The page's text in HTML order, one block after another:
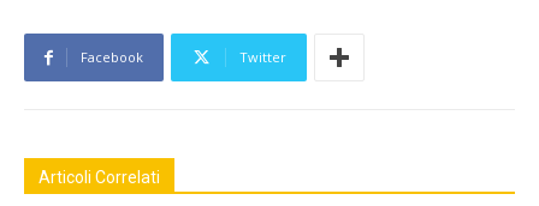
Facebook Twitter
Articoli Correlati